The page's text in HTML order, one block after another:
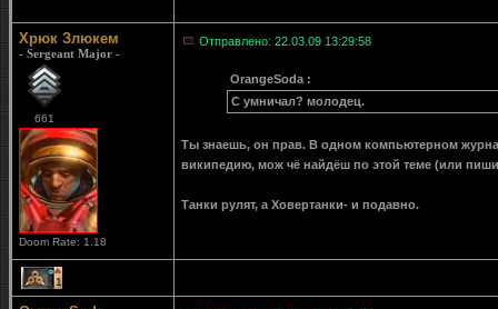
Хрюк Злюкем
- Sergeant Major -
661
Doom Rate: 1.18
Отправлено: 22.03.09 13:29:58
OrangeSoda :
С умничал? молодец.
Ты знаешь, он прав. В одном компьютерном
википедию, мож чё найдёш по этой теме (или
Танки рулят, а Ховертанки- и подавно.
1